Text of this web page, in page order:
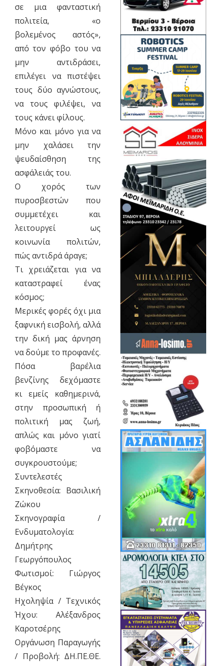
σε μια φανταστική
πολιτεία, «ο
βολεμένος αστός»,
από τον φόβο του να
μην αντιδράσει,
επιλέγει να πιστέψει
τους δύο αγνώστους,
να τους φιλέψει, να
τους κάνει φίλους.
Μόνο και μόνο για να
μην χαλάσει την
ψευδαίσθηση της
ασφάλειάς του.
Ο χορός των
πυροσβεστών που
συμμετέχει και
λειτουργεί ως
κοινωνία πολιτών,
πώς αντιδρά άραγε;
Τι χρειάζεται για να
καταστραφεί ένας
κόσμος;
Μερικές φορές όχι μια
ξαφνική εισβολή, αλλά
την δική μας άρνηση
να δούμε το προφανές.
Πόσα βαρέλια
βενζίνης δεχόμαστε
κι εμείς καθημερινά,
στην προσωπική ή
πολιτική μας ζωή,
απλώς και μόνο γιατί
φοβόμαστε να
συγκρουστούμε;
Συντελεστές
Σκηνοθεσία: Βασιλική
Ζώκου
Σκηνογραφία /
Ενδυματολογία:
Δημήτρης
Γεωργόπουλος
Φωτισμοί: Γιώργος
Βέγκος
Ηχοληψία / Τεχνικός
Ήχου: Αλέξανδρος
Καροτσέρης
Οργάνωση Παραγωγής
/ Προβολή: ΔΗ.ΠΕ.ΘΕ.